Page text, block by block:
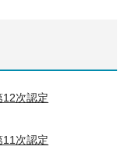
次認定
次認定